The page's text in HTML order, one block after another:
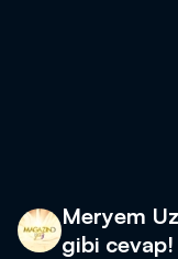
Meryem
gibi cevap!